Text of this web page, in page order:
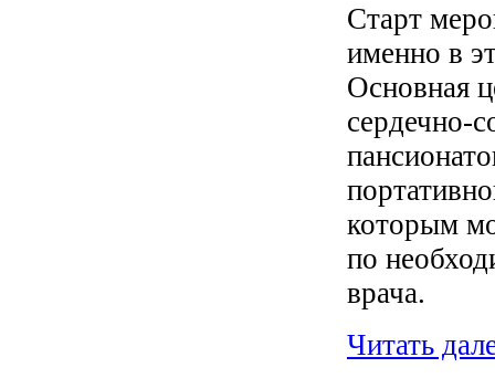
Старт
именно в
Основная
сердечно-
которым
по
врача.
Читать